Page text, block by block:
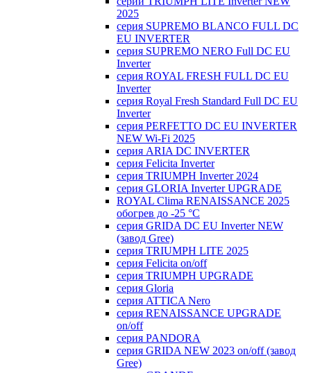
2025
серия SUPREMO BLANCO FULL DC
EU INVERTER
серия SUPREMO NERO Full DC EU
Inverter
серия ROYAL FRESH FULL DC EU
Inverter
серия Royal Fresh Standard Full DC EU
Inverter
серия PERFETTO DC EU INVERTER
NEW Wi-Fi 2025
серия ARIA DC INVERTER
серия Felicita Inverter
серия TRIUMPH Inverter 2024
серия GLORIA Inverter UPGRADE
ROYAL Clima RENAISSANCE 2025
обогрев до -25 °С
серия GRIDA DC EU Inverter NEW
(завод Gree)
серия TRIUMPH LITE 2025
серия Felicita on/off
серия TRIUMPH UPGRADE
серия Gloria
серия ATTICA Nero
серия RENAISSANCE UPGRADE
on/off
серия PANDORA
серия GRIDA NEW 2023 on/off (завод
Gree)